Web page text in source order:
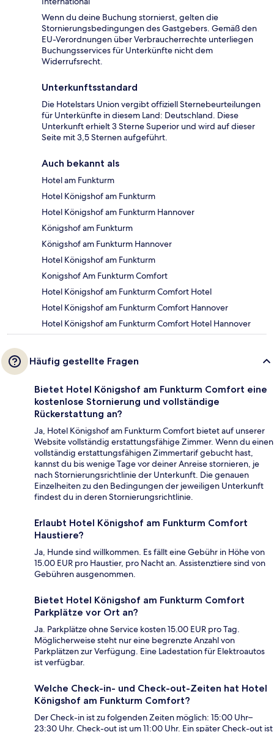
Wenn du deine Buchung stornierst, gelten die
Stornierungsbedingungen des Gastgebers. Gemäß den
EU-Verordnungen über Verbraucherrechte unterliegen
Buchungsservices für Unterkünfte nicht dem
Widerrufsrecht.
Unterkunftsstandard
Die Hotelstars Union vergibt offiziell Sternebeurteilungen
für Unterkünfte in diesem Land: Deutschland. Diese
Unterkunft erhielt 3 Sterne Superior und wird auf dieser
Seite mit 3,5 Sternen aufgeführt.
Auch bekannt als
Hotel am Funkturm
Hotel Königshof am Funkturm
Hotel Königshof am Funkturm Hannover
Königshof am Funkturm
Königshof am Funkturm Hannover
Hotel Königshof am Funkturm
Konigshof Am Funkturm Comfort
Hotel Königshof am Funkturm Comfort Hotel
Hotel Königshof am Funkturm Comfort Hannover
Hotel Königshof am Funkturm Comfort Hotel Hannover
Häufig gestellte Fragen
Bietet Hotel Königshof am Funkturm Comfort eine
kostenlose Stornierung und vollständige
Rückerstattung an?
Ja, Hotel Königshof am Funkturm Comfort bietet auf unserer
Website vollständig erstattungsfähige Zimmer. Wenn du einen
vollständig erstattungsfähigen Zimmertarif gebucht hast,
kannst du bis wenige Tage vor deiner Anreise stornieren, je
nach Stornierungsrichtlinie der Unterkunft. Die genauen
Einzelheiten zu den Bedingungen der jeweiligen Unterkunft
findest du in deren Stornierungsrichtlinie.
Erlaubt Hotel Königshof am Funkturm Comfort
Haustiere?
Ja, Hunde sind willkommen. Es fällt eine Gebühr in Höhe von
15.00 EUR pro Haustier, pro Nacht an. Assistenztiere sind von
Gebühren ausgenommen.
Bietet Hotel Königshof am Funkturm Comfort
Parkplätze vor Ort an?
Ja. Parkplätze ohne Service kosten 15.00 EUR pro Tag.
Möglicherweise steht nur eine begrenzte Anzahl von
Parkplätzen zur Verfügung. Eine Ladestation für Elektroautos
ist verfügbar.
Welche Check-in- und Check-out-Zeiten hat Hotel
Königshof am Funkturm Comfort?
Der Check-in ist zu folgenden Zeiten möglich: 15:00 Uhr–
23:30 Uhr. Check-out ist um 11:00 Uhr. Ein später Check-out ist